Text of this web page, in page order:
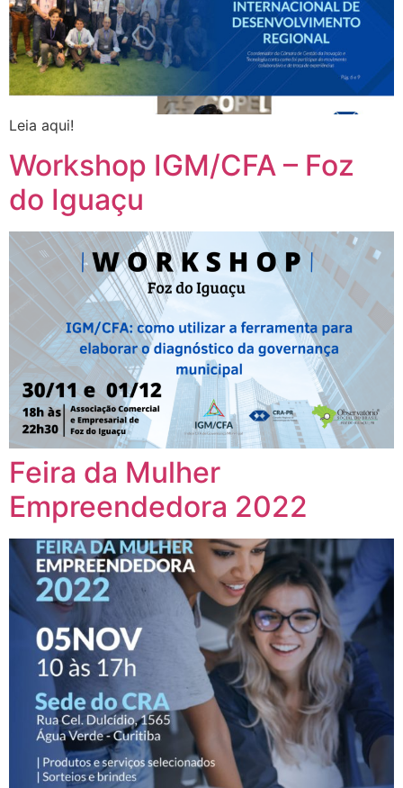
Leia aqui!
Workshop IGM/CFA – Foz
do Iguaçu
Feira da Mulher
Empreendedora 2022